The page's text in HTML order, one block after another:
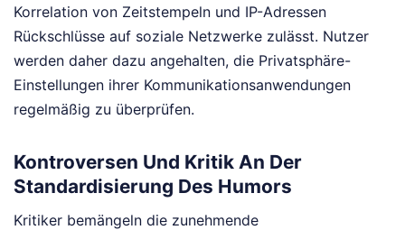
Korrelation von Zeitstempeln und IP-Adressen
Rückschlüsse auf soziale Netzwerke zulässt. Nutzer
werden daher dazu angehalten, die Privatsphäre-
Einstellungen ihrer Kommunikationsanwendungen
regelmäßig zu überprüfen.
Kontroversen Und Kritik An Der
Standardisierung Des Humors
Kritiker bemängeln die zunehmende